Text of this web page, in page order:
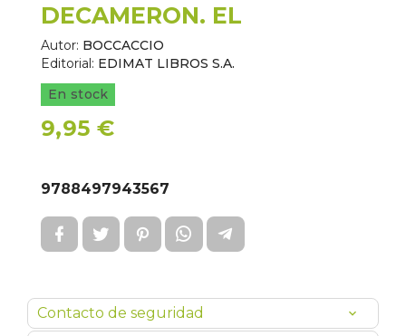
DECAMERON. EL
Autor: BOCCACCIO
Editorial: EDIMAT LIBROS S.A.
En stock
9,95 €
9788497943567
Contacto de seguridad